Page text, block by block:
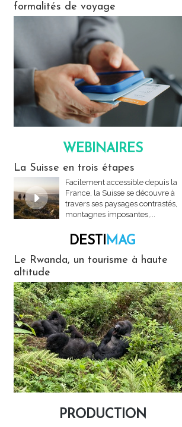
formalités de voyage
WEBINAIRES
La Suisse en trois étapes
Facilement accessible depuis la
France, la Suisse se découvre à
travers ses paysages contrastés,
montagnes imposantes,...
DESTIMAG
Le Rwanda, un tourisme à haute
altitude
PRODUCTION